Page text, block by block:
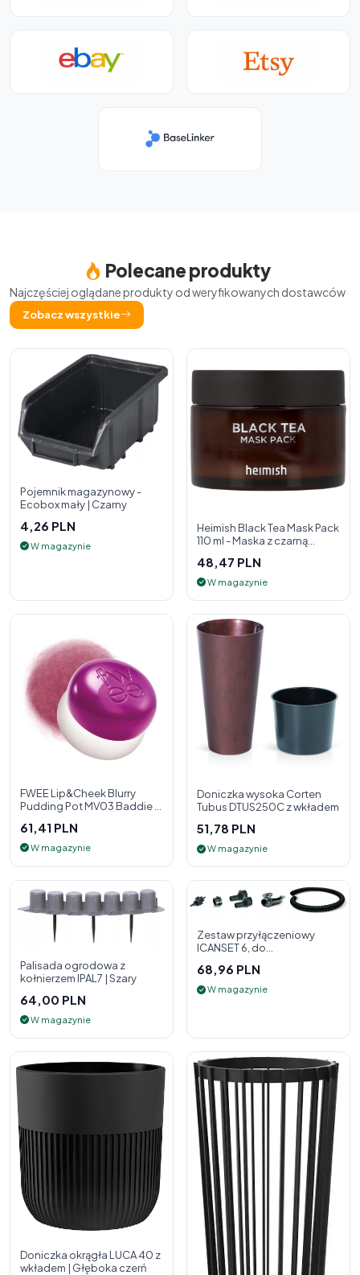
Polecane produkty
Najczęściej oglądane produkty od weryfikowanych dostawców
Zobacz wszystkie
Pojemnik magazynowy -
Ecobox mały | Czarny
4,26 PLN
W magazynie
Heimish Black Tea Mask Pack
110 ml - Maska z czarną
48,47 PLN
W magazynie
FWEE Lip&Cheek Blurry
Pudding Pot MV03 Baddie 5
policzk
61,41 PLN
W magazynie
Doniczka wysoka Corten
Tubus DTUS250C z wkładem
51,78 PLN
W magazynie
Palisada ogrodowa z
kołnierzem IPAL7 | Szary
64,00 PLN
W magazynie
Zestaw przyłączeniowy
ICANSET 6, do
68,96 PLN
W magazynie
Doniczka okrągła LUCA 40 z
wkładem | Głęboka czerń